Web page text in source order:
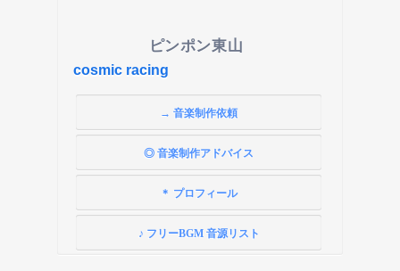
ピンポン東山
cosmic racing
→ 音楽制作依頼
◎ 音楽制作アドバイス
＊ プロフィール
♪ フリーBGM 音源リスト